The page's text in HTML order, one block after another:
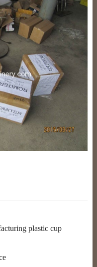
plastic cup